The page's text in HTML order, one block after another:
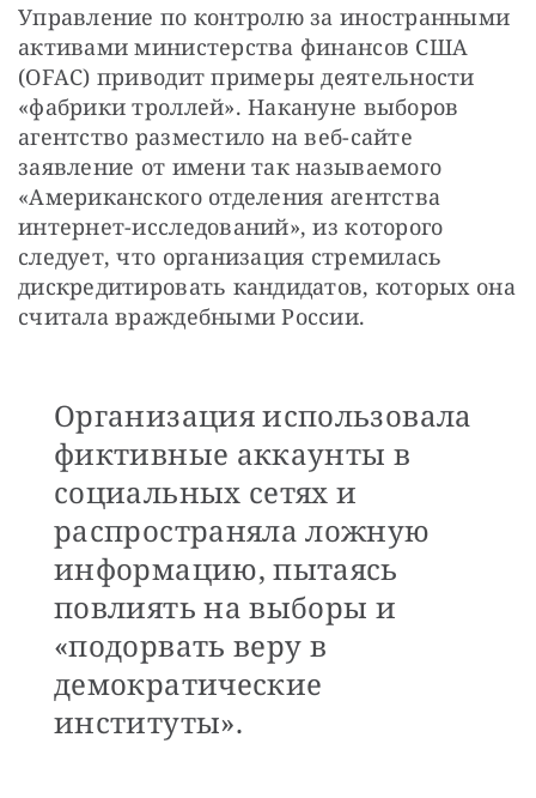
Управление по контролю за иностранными
активами министерства финансов США
(OFAC) приводит примеры деятельности
«фабрики троллей». Накануне выборов
агентство разместило на веб-сайте
заявление от имени так называемого
«Американского отделения агентства
интернет-исследований», из которого
следует, что организация стремилась
дискредитировать кандидатов, которых она
считала враждебными России.
Организация использовала
фиктивные аккаунты в
социальных сетях и
распространяла ложную
информацию, пытаясь
повлиять на выборы и
«подорвать веру в
демократические
институты».